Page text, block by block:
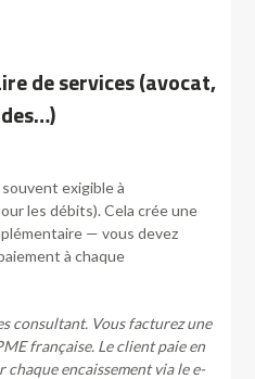
de services (avocat,
exigible à
les débits). Cela crée une
— vous devez
à chaque
consultant. Vous facturez une
française. Le client paie en
chaque encaissement via le e-